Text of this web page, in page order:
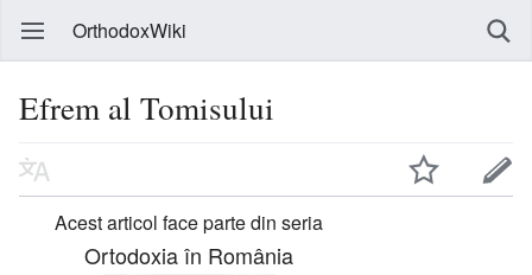
OrthodoxWiki
Efrem al Tomisului
Acest articol face parte din seria
Ortodoxia în România